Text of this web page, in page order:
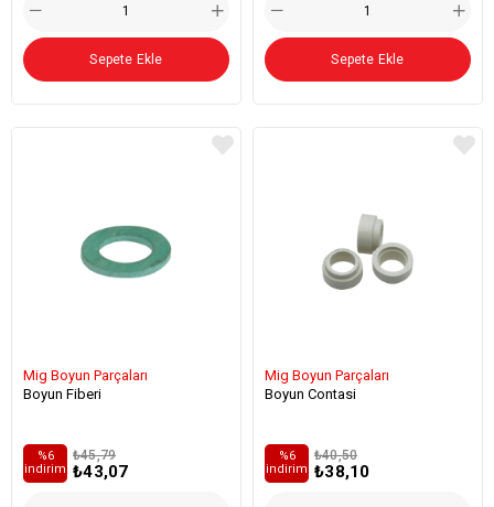
Sepete Ekle Sepete Ekle
Mig Boyun Parçaları
Boyun Fiberi
₺43,07
₺45,79
%6
i̇ndirim
Mig Boyun Parçaları
Boyun Contasi
₺38,10
₺40,50
%6
i̇ndirim